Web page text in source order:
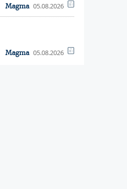
Magma 05.08.2026
Magma 05.08.2026